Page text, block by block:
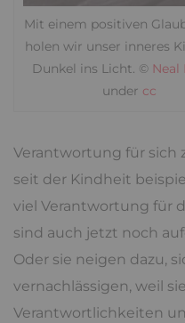
Mit einem positiven
holen wir unser inneres
Dunkel ins Licht. © Neal
under cc
Verantwortung für sich
seit der Kindheit
viel Verantwortung für
sind auch jetzt noch
Oder sie neigen dazu,
vernachlässigen, weil
Verantwortlichkeiten